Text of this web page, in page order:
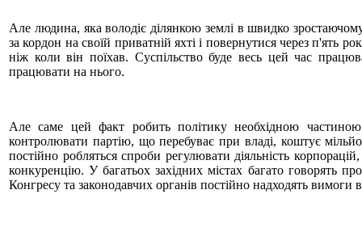
Але людина, яка володіє ділянкою землі в швидко
за кордон на своїй приватній яхті і повернутися через
ніж коли він поїхав. Суспільство буде весь цей час
працювати на нього.
Але саме цей факт робить політику необхідною
контролювати партію, що перебуває при владі, коштує
постійно робляться спроби регулювати діяльність
конкуренцію. У багатьох західних містах багато говорять
Конгресу та законодавчих органів постійно надходять вимоги